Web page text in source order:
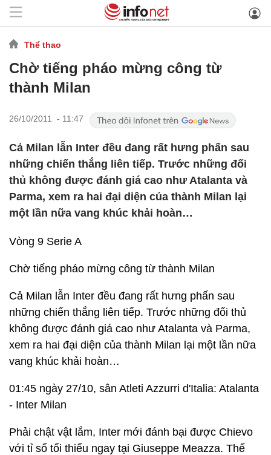
Thể thao
Chờ tiếng pháo mừng công từ
thành Milan
26/10/2011 - 11:47
Cả Milan lẫn Inter đều đang rất hưng phấn sau
những chiến thắng liên tiếp. Trước những đối
thủ không được đánh giá cao như Atalanta và
Parma, xem ra hai đại diện của thành Milan lại
một lần nữa vang khúc khải hoàn…
Vòng 9 Serie A
Chờ tiếng pháo mừng công từ thành Milan
Cả Milan lẫn Inter đều đang rất hưng phấn sau
những chiến thắng liên tiếp. Trước những đối thủ
không được đánh giá cao như Atalanta và Parma,
xem ra hai đại diện của thành Milan lại một lần nữa
vang khúc khải hoàn…
01:45 ngày 27/10, sân Atleti Azzurri d'Italia: Atalanta
- Inter Milan
Phải chật vật lắm, Inter mới đánh bại được Chievo
với tỉ số tối thiểu ngay tại Giuseppe Meazza. Thế